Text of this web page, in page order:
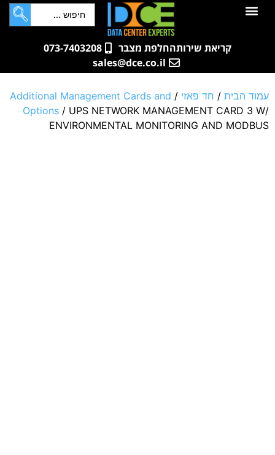
לתוכן
קריאת שירותהחלפת מצבר
073-7403208
sales@dce.co.il
עמוד הבית / חד פאזי /
Additional Management Cards and
Options / UPS NETWORK MANAGEMENT CARD 3 W/
ENVIRONMENTAL MONITORING AND MODBUS